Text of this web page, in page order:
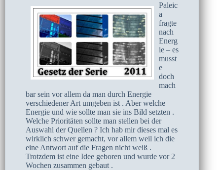
Paleic
a
fragte
nach
Energ
ie – es
musst
e
doch
mach
bar sein vor allem da man durch Energie
verschiedener Art umgeben ist . Aber welche
Energie und wie sollte man sie ins Bild setzten .
Welche Prioritäten sollte man stellen bei der
Auswahl der Quellen ? Ich hab mir dieses mal es
wirklich schwer gemacht, vor allem weil ich die
eine Antwort auf die Fragen nicht weiß .
Trotzdem ist eine Idee geboren und wurde vor 2
Wochen zusammen gebaut .